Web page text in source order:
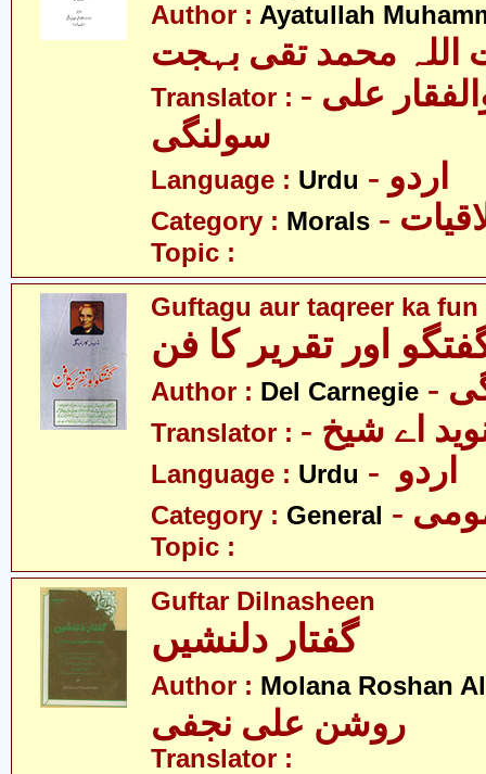
Author : Ayatullah
اللہ محمد تقی بہجت
Translator : - مولانا ذوالفقار علی
سولنگی
Language : Urdu - اردو
Category : Morals
Topic :
Guftagu aur taqreer ka fun
اور تقریر کا فن
Author : Del Carnegie
Translator : نوید اے شیخ
Language : Urdu
Category : General
Topic :
Guftar Dilnasheen
گفتار دلنشیں
Author : Molana Roshan
روشن علی نجفی
Translator :